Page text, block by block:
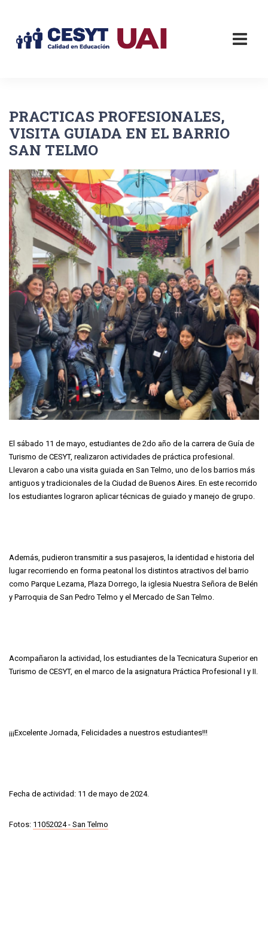
PRACTICAS PROFESIONALES,
VISITA GUIADA EN EL BARRIO
SAN TELMO
El sábado 11 de mayo, estudiantes de 2do año de la carrera de Guía de
Turismo de CESYT, realizaron actividades de práctica profesional.
Llevaron a cabo una visita guiada en San Telmo, uno de los barrios más
antiguos y tradicionales de la Ciudad de Buenos Aires. En este recorrido
los estudiantes lograron aplicar técnicas de guiado y manejo de grupo.
Además, pudieron transmitir a sus pasajeros, la identidad e historia del
lugar recorriendo en forma peatonal los distintos atractivos del barrio
como Parque Lezama, Plaza Dorrego, la iglesia Nuestra Señora de Belén
y Parroquia de San Pedro Telmo y el Mercado de San Telmo.
Acompañaron la actividad, los estudiantes de la Tecnicatura Superior en
Turismo de CESYT, en el marco de la asignatura Práctica Profesional I y II.
¡¡¡Excelente Jornada, Felicidades a nuestros estudiantes!!!
Fecha de actividad: 11 de mayo de 2024.
Fotos: 11052024 - San Telmo